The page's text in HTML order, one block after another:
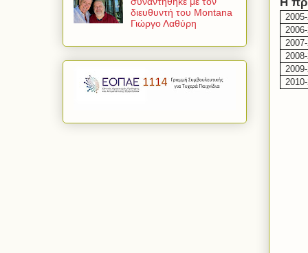
διευθυντή του Montana
Γιώργο Λαθύρη